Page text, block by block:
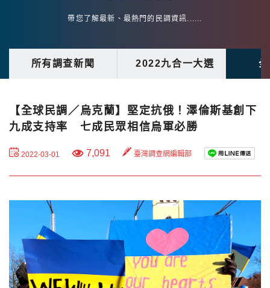
帶您了解最新、最熱門的民調資訊......
所有調查新聞 2022九合一大選
【全球民調／烏克蘭】堅定抗俄！澤倫斯基創下
九成支持率 七成民眾相信烏軍必勝
2022-03-01 7,091 臺灣調查網編輯部